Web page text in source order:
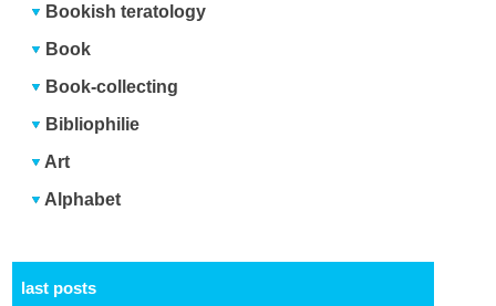
Bookish teratology
Book
Book-collecting
Bibliophilie
Art
Alphabet
last posts